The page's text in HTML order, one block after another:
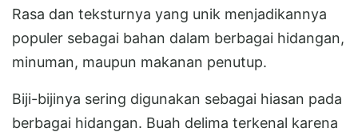
Rasa dan teksturnya yang unik menjadikannya
populer sebagai bahan dalam berbagai hidangan,
minuman, maupun makanan penutup.
Biji-bijinya sering digunakan sebagai hiasan pada
berbagai hidangan. Buah delima terkenal karena